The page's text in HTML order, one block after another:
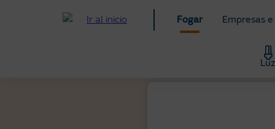
Fogar Empresas
Luz